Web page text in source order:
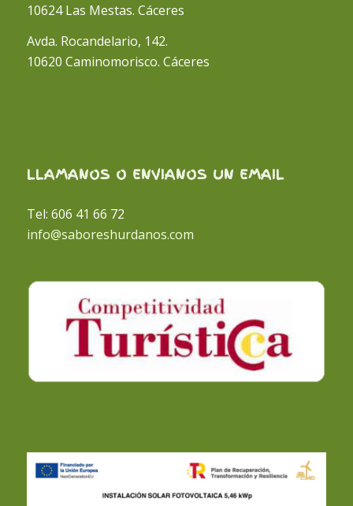
10624 Las Mestas. Cáceres
Avda. Rocandelario, 142.
10620 Caminomorisco. Cáceres
LLAMANOS O ENVIANOS UN EMAIL
Tel: 606 41 66 72
info@saboreshurdanos.com